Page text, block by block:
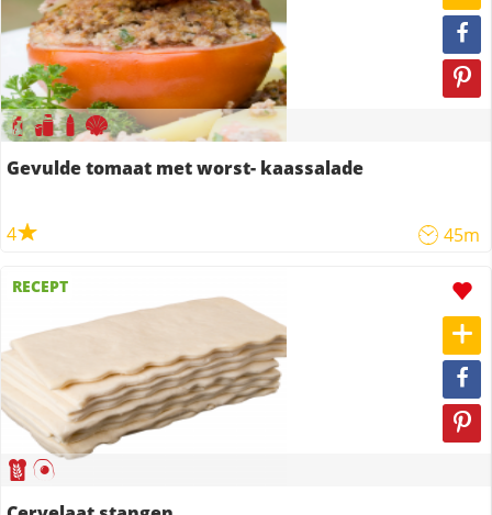
Gevulde tomaat met worst- kaassalade
4 45m
RECEPT